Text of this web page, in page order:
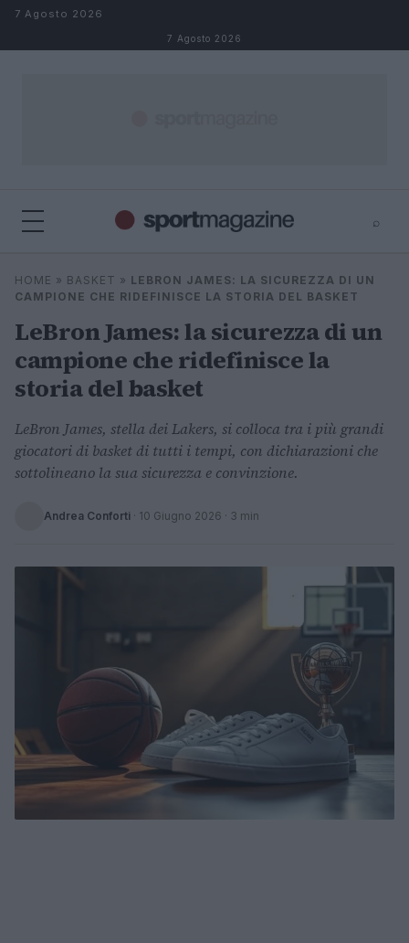
Salta al contenuto
7 Agosto 2026
7 Agosto 2026
⌕
Cerca
⌕
HOME » BASKET » LEBRON JAMES: LA SICUREZZA DI UN
CAMPIONE CHE RIDEFINISCE LA STORIA DEL BASKET
LeBron James: la sicurezza di un
campione che ridefinisce la
storia del basket
LeBron James, stella dei Lakers, si colloca tra i più grandi
giocatori di basket di tutti i tempi, con dichiarazioni che
sottolineano la sua sicurezza e convinzione.
Andrea Conforti · 10 Giugno 2026 · 3 min